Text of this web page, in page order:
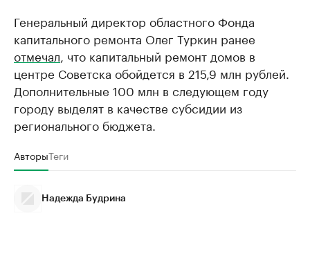
Генеральный директор областного Фонда
капитального ремонта Олег Туркин ранее
отмечал, что капитальный ремонт домов в
центре Советска обойдется в 215,9 млн рублей.
Дополнительные 100 млн в следующем году
городу выделят в качестве субсидии из
регионального бюджета.
АвторыТеги
Надежда Будрина